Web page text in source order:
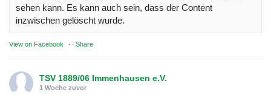
sehen kann. Es kann auch sein, dass der Content
inzwischen gelöscht wurde.
View on Facebook · Share
TSV 1889/06 Immenhausen e.V.
1 Woche zuvor